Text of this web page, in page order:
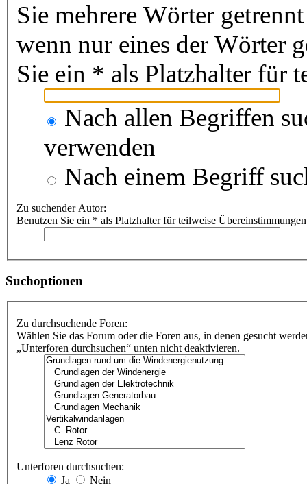
Sie mehrere Wörter
wenn nur eines der Wörter
Sie ein * als Platzhalter für
Nach allen Begriffen
verwenden
Nach einem Begriff
Zu suchender Autor:
Benutzen Sie ein * als Platzhalter für teilweise
Suchoptionen
Zu durchsuchende Foren:
Wählen Sie das Forum oder die Foren aus, in denen gesucht
„Unterforen durchsuchen“ unten nicht deaktivieren.
Unterforen durchsuchen:
Ja
Nein